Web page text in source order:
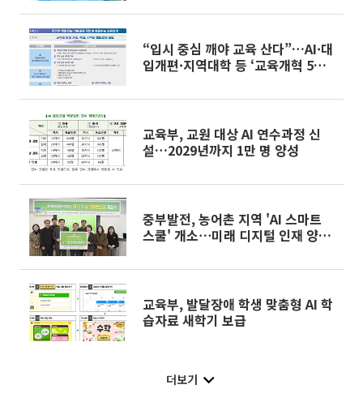
“입시 중심 깨야 교육 산다”…AI·대
입개편·지역대학 등 ‘교육개혁 5대
교육부, 교원 대상 AI 연수과정 신
설…2029년까지 1만 명 양성
중부발전, 농어촌 지역 'AI 스마트
스쿨' 개소⋯미래 디지털 인재 양성
교육부, 발달장애 학생 맞춤형 AI 학
습자료 새학기 보급
더보기